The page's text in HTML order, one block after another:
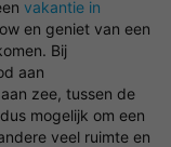
vakantie in
en geniet van een
Bij
aan
zee, tussen de
mogelijk om een
veel ruimte en